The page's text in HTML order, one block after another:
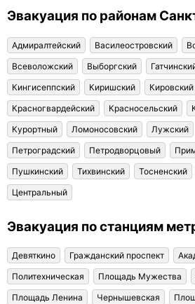
Эвакуация по районам
Адмиралтейский Василеостровский
Всеволожский
Выборгский
Кингисеппский
Киришский Кировский
Красногвардейский
Красносельский
Курортный
Ломоносовский Лужский
Петроградский
Петродворцовый
Пушкинский
Тихвинский Тосненский
Центральный
Эвакуация по станциям
Девяткино Гражданский проспект
Политехническая
Площадь Мужества
Площадь Ленина
Чернышевская